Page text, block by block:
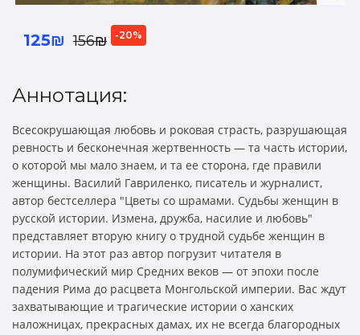
125₪ 156₪ -20%
Аннотация:
Всесокрушающая любовь и роковая страсть, разрушающая
ревность и бесконечная жертвенность — та часть истории,
о которой мы мало знаем, и та ее сторона, где правили
женщины. Василий Гавриленко, писатель и журналист,
автор бестселлера "Цветы со шрамами. Судьбы женщин в
русской истории. Измена, дружба, насилие и любовь"
представляет вторую книгу о трудной судьбе женщин в
истории. На этот раз автор погрузит читателя в
полумифический мир Средних веков — от эпохи после
падения Рима до расцвета Монгольской империи. Вас ждут
захватывающие и трагические истории о ханских
наложницах, прекрасных дамах, их не всегда благородных